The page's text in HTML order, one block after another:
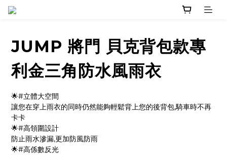
JUMP 將門 貝克背包款專
利金三角防水風雨衣
🌟#立體大空間
讓您在穿上雨衣的同時仍然能夠輕鬆背上您的後背包,騎車時不再
卡卡
🌟#高領圍設計
防止雨水滲漏,更加防風防雨
🌟#高係數反光